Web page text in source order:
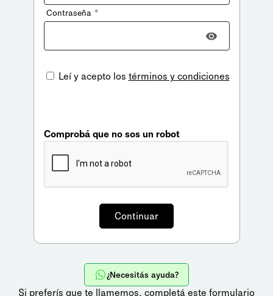
+598
Contraseña *
Leí y acepto los términos y condiciones
Comprobá que no sos un robot
¿Necesitás ayuda?
Si preferís que te llamemos, completá este formulario